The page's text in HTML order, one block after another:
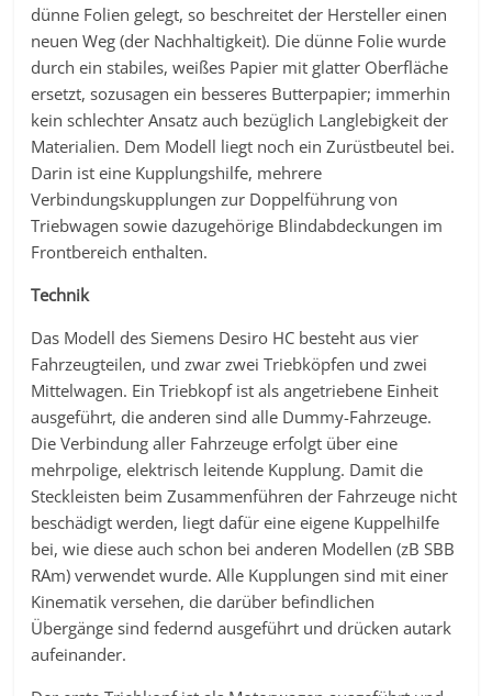
dünne Folien gelegt, so beschreitet der Hersteller einen
neuen Weg (der Nachhaltigkeit). Die dünne Folie wurde
durch ein stabiles, weißes Papier mit glatter Oberfläche
ersetzt, sozusagen ein besseres Butterpapier; immerhin
kein schlechter Ansatz auch bezüglich Langlebigkeit der
Materialien. Dem Modell liegt noch ein Zurüstbeutel bei.
Darin ist eine Kupplungshilfe, mehrere
Verbindungskupplungen zur Doppelführung von
Triebwagen sowie dazugehörige Blindabdeckungen im
Frontbereich enthalten.
Technik
Das Modell des Siemens Desiro HC besteht aus vier
Fahrzeugteilen, und zwar zwei Triebköpfen und zwei
Mittelwagen. Ein Triebkopf ist als angetriebene Einheit
ausgeführt, die anderen sind alle Dummy-Fahrzeuge.
Die Verbindung aller Fahrzeuge erfolgt über eine
mehrpolige, elektrisch leitende Kupplung. Damit die
Steckleisten beim Zusammenführen der Fahrzeuge nicht
beschädigt werden, liegt dafür eine eigene Kuppelhilfe
bei, wie diese auch schon bei anderen Modellen (zB SBB
RAm) verwendet wurde. Alle Kupplungen sind mit einer
Kinematik versehen, die darüber befindlichen
Übergänge sind federnd ausgeführt und drücken autark
aufeinander.